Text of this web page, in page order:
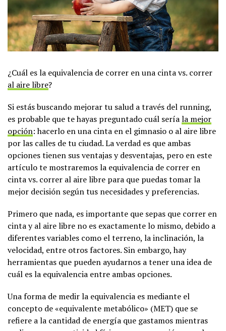
¿Cuál es la equivalencia de correr en una cinta vs. correr
al aire libre?
Si estás buscando mejorar tu salud a través del running,
es probable que te hayas preguntado cuál seríala mejor
opción: hacerlo en una cinta en el gimnasio o al aire libre
por las calles de tu ciudad. La verdad es que ambas
opciones tienen sus ventajas y desventajas, pero en este
artículo te mostraremos la equivalencia de correr en
cinta vs. correr al aire libre para que puedas tomar la
mejor decisión según tus necesidades y preferencias.
Primero que nada, es importante que sepas que correr en
cinta y al aire libre no es exactamente lo mismo, debido a
diferentes variables como el terreno, la inclinación, la
velocidad, entre otros factores. Sin embargo, hay
herramientas que pueden ayudarnos a tener una idea de
cuál es la equivalencia entre ambas opciones.
Una forma de medir la equivalencia es mediante el
concepto de «equivalente metabólico» (MET) que se
refiere a la cantidad de energía que gastamos mientras